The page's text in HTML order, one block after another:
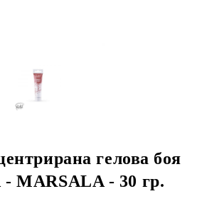
гелова боя
- 30 гр.